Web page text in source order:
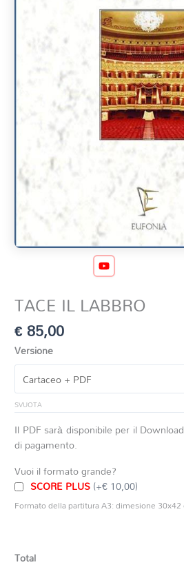
TACE IL LABBRO
€85,00
Versione
SVUOTA
Il PDF sarà disponibile per il
di pagamento.
Vuoi il formato grande?
SCORE PLUS(+€ 10,00)
Formato della partitura A3: dimesione 30x42
Total